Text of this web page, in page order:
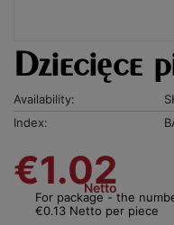
Dziecięce
Availability:
Index:
€1.02
Netto
For package - the
€0.13 Netto per piece